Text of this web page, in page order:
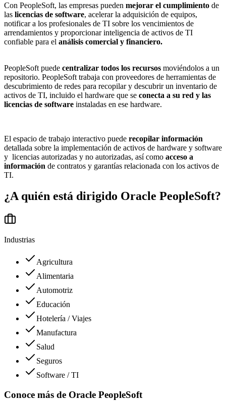
Con PeopleSoft, las empresas pueden mejorar el cumplimiento de
las licencias de software, acelerar la adquisición de equipos,
notificar a los profesionales de TI sobre los vencimientos de
arrendamientos y proporcionar inteligencia de activos de TI
confiable para el análisis comercial y financiero.
PeopleSoft puede centralizar todos los recursos moviéndolos a un
repositorio. PeopleSoft trabaja con proveedores de herramientas de
descubrimiento de redes para recopilar y descubrir un inventario de
activos de TI, incluido el hardware que se conecta a su red y las
licencias de software instaladas en ese hardware.
El espacio de trabajo interactivo puede recopilar información
detallada sobre la implementación de activos de hardware y software
y licencias autorizadas y no autorizadas, así como acceso a
información de contratos y garantías relacionada con los activos de
TI.
¿A quién está dirigido Oracle PeopleSoft?
Industrias
Agricultura
Alimentaria
Automotriz
Educación
Hotelería / Viajes
Manufactura
Salud
Seguros
Software / TI
Conoce más de Oracle PeopleSoft